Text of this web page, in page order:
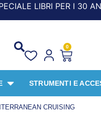
I 30 ANNI DEL
0
STRUMENTI E
CRUISING